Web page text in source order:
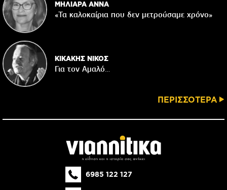
ΜΗΛΙΑΡΑ ΑΝΝΑ
«Τα καλοκαίρια που δεν μετρούσαμε χρόνο»
ΚΙΚΑΚΗΣ ΝΙΚΟΣ
Για τον Αμαλό…
ΠΕΡΙΣΣΟΤΕΡΑ
6985 122 127